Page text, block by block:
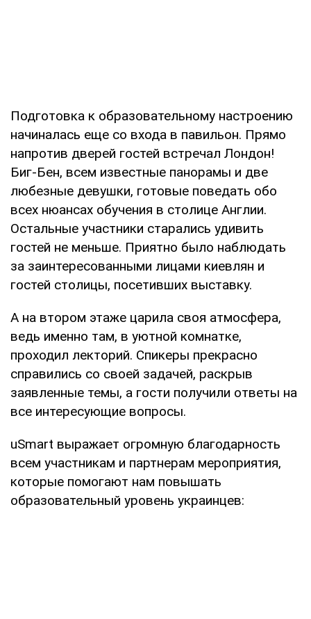
Подготовка к образовательному настроению
начиналась еще со входа в павильон. Прямо
напротив дверей гостей встречал Лондон!
Биг-Бен, всем известные панорамы и две
любезные девушки, готовые поведать обо
всех нюансах обучения в столице Англии.
Остальные участники старались удивить
гостей не меньше. Приятно было наблюдать
за заинтересованными лицами киевлян и
гостей столицы, посетивших выставку.
А на втором этаже царила своя атмосфера,
ведь именно там, в уютной комнатке,
проходил лекторий. Спикеры прекрасно
справились со своей задачей, раскрыв
заявленные темы, а гости получили ответы на
все интересующие вопросы.
uSmart выражает огромную благодарность
всем участникам и партнерам мероприятия,
которые помогают нам повышать
образовательный уровень украинцев: